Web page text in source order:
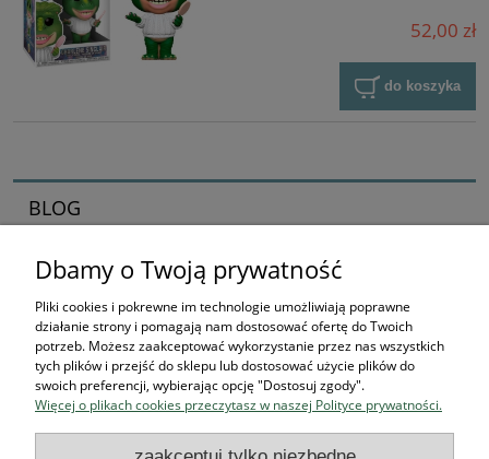
52,00 zł
do koszyka
BLOG
Zaczynamy kolekcjonerska przygodę
16-04-2026 , Stworek
Jak zacząć kolekcjonować
figurki? Przewodnik dla
przyszłych bohaterów
Dbamy o Twoją prywatność
Pliki cookies i pokrewne im technologie umożliwiają poprawne
działanie strony i pomagają nam dostosować ofertę do Twoich
potrzeb. Możesz zaakceptować wykorzystanie przez nas wszystkich
tych plików i przejść do sklepu lub dostosować użycie plików do
swoich preferencji, wybierając opcję "Dostosuj zgody".
Więcej o plikach cookies przeczytasz w naszej Polityce prywatności.